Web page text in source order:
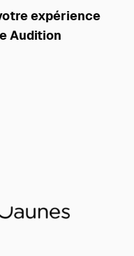
expérience
Audition